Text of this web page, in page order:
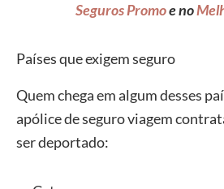
Seguros Promoe no
Países que exigem seguro
Quem chega em algum desses
apólice de seguro viagem
ser deportado: